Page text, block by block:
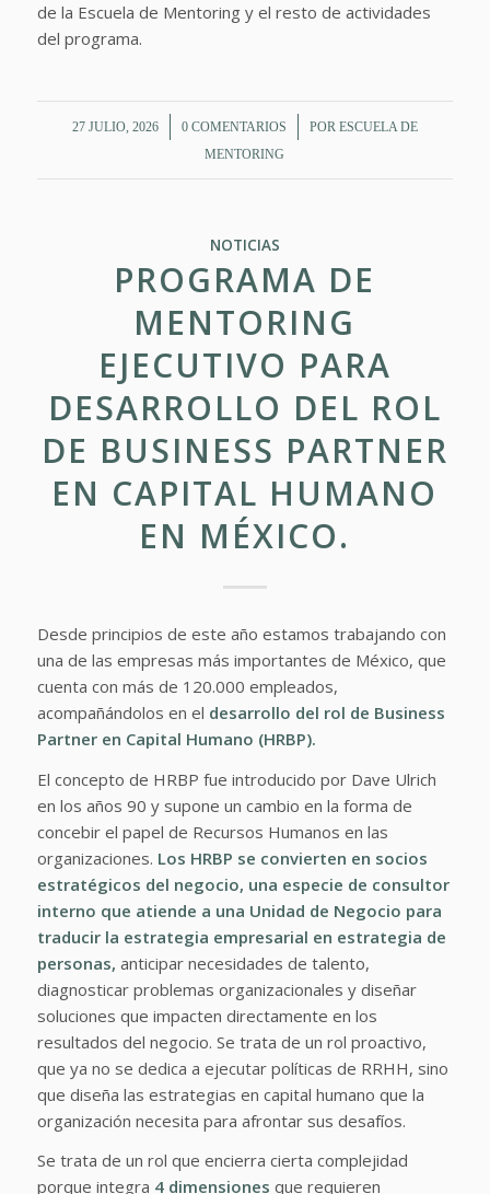
de la Escuela de Mentoring y el resto de actividades
del programa.
27 JULIO, 2026
/ 0 COMENTARIOS
/ POR ESCUELA DE
MENTORING
NOTICIAS
PROGRAMA DE
MENTORING
EJECUTIVO PARA
DESARROLLO DEL ROL
DE BUSINESS PARTNER
EN CAPITAL HUMANO
EN MÉXICO.
Desde principios de este año estamos trabajando con
una de las empresas más importantes de México, que
cuenta con más de 120.000 empleados,
acompañándolos en el desarrollo del rol de Business
Partner en Capital Humano (HRBP).
El concepto de HRBP fue introducido por Dave Ulrich
en los años 90 y supone un cambio en la forma de
concebir el papel de Recursos Humanos en las
organizaciones. Los HRBP se convierten en socios
estratégicos del negocio, una especie de consultor
interno que atiende a una Unidad de Negocio para
traducir la estrategia empresarial en estrategia de
personas, anticipar necesidades de talento,
diagnosticar problemas organizacionales y diseñar
soluciones que impacten directamente en los
resultados del negocio. Se trata de un rol proactivo,
que ya no se dedica a ejecutar políticas de RRHH, sino
que diseña las estrategias en capital humano que la
organización necesita para afrontar sus desafíos.
Se trata de un rol que encierra cierta complejidad
porque integra 4 dimensiones que requieren